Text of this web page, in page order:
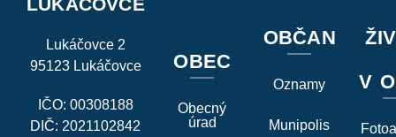
LUKÁČOVCE
Lukáčovce 2
95123 Lukáčovce
IČO: 00308188
DIČ: 2021102842
OBEC
Obecný
úrad
OBČAN
Oznamy
Munipolis
V